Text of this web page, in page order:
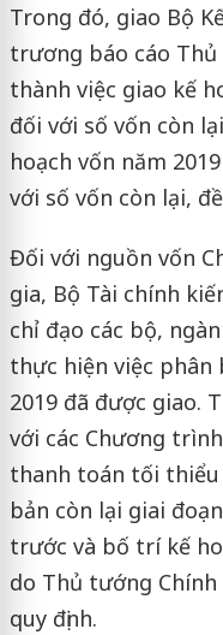
Trong đó, giao Bộ
trương báo cáo
thành việc giao kế
đối với số vốn còn
hoạch vốn năm
với số vốn còn lại,
Đối với nguồn vốn
gia, Bộ Tài chính
chỉ đạo các bộ,
thực hiện việc phân
2019 đã được giao.
với các Chương
thanh toán tối thiểu
bản còn lại giai
trước và bố trí kế
do Thủ tướng
quy định.